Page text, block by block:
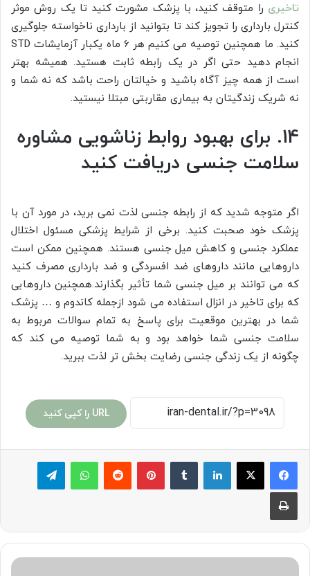
تاخیری را متوقف کنید، با پزشک مشورت کنید تا یک روش موثر
کنترل بارداری را تجویز کند تا بتوانید از بارداری ناخواسته جلوگیری
کنید. ما همچنین توصیه می کنیم هر 6 ماه یکبار آزمایشات STD
انجام دهید حتی اگر در یک رابطه ثابت هستید. همیشه بهتر
است از همه چیز آگاه باشید و خیالتان راحت باشد که نه شما و
نه شریک زندگیتان به بیماری مقاربتی مبتلا نیستید.
14. برای بهبود روابط زناشویی مشاوره
سلامت جنسی دریافت کنید
اگر متوجه شدید که از رابطه جنسی لذت نمی برید، در مورد آن با
پزشک خود صحبت کنید. برخی از شرایط پزشکی مسئول اختلال
عملکرد جنسی و کاهش میل جنسی هستند. همچنین ممکن است
داروهایی مانند داروهای ضد افسردگی و ضد بارداری مصرف کنید
که می توانند بر میل جنسی شما تأثیر بگذارند.همچنین داروهایی
که برای تاخیر در انزال استفاده می شود ازجمله کاندوم و … پزشک
شما در بهترین موقعیت برای پاسخ به تمام سوالات مربوط به
سلامت جنسی شما خواهد بود و به شما توصیه می کند که
چگونه از یک زندگی جنسی رضایت بخش تر لذت ببرید.
URL را کپی کنید
لینکدین ‫تامبلر پینترست‫رددیت واتس آپ تلگرام
چاپ
برای